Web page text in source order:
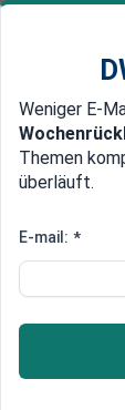
Newsticker
Weniger E-
Themen
überläuft.
E-mail: *